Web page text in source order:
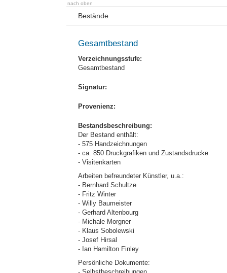
nach oben
Bestände
Gesamtbestand
Verzeichnungsstufe:
Gesamtbestand
Signatur:
Provenienz:
Bestandsbeschreibung:
Der Bestand enthält:
- 575 Handzeichnungen
- ca. 850 Druckgrafiken und Zustandsdrucke
- Visitenkarten
Arbeiten befreundeter Künstler, u.a.:
- Bernhard Schultze
- Fritz Winter
- Willy Baumeister
- Gerhard Altenbourg
- Michale Morgner
- Klaus Sobolewski
- Josef Hirsal
- Ian Hamilton Finley
Persönliche Dokumente: